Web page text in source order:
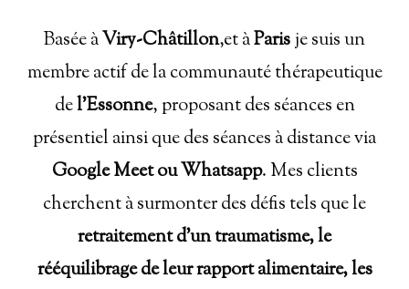
Basée àViry-Châtillon,et àParisje suis un
membre actif de la communauté thérapeutique
del'Essonne, proposant des séances en
présentiel ainsi que des séances à distance via
Google Meet ou Whatsapp. Mes clients
cherchent à surmonter des défis tels que le
retraitement d’un traumatisme, le
rééquilibrage de leur rapport alimentaire, les